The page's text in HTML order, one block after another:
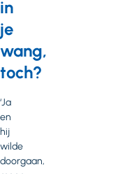
in
je
wang,
toch?
‘Ja
en
hij
wilde
doorgaan,